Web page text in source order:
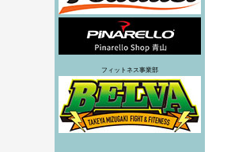
フィットネス事業部